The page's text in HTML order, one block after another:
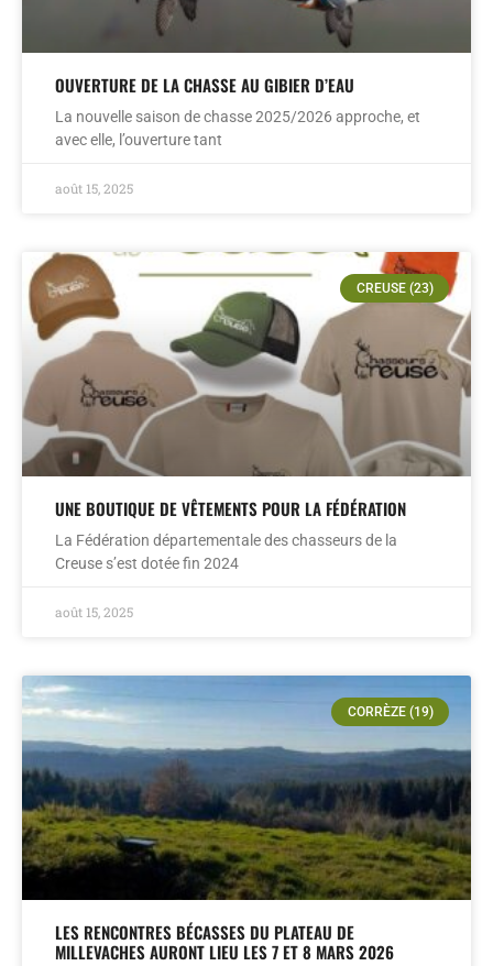
OUVERTURE DE LA CHASSE AU GIBIER D’EAU
La nouvelle saison de chasse 2025/2026 approche, et
avec elle, l’ouverture tant
août 15, 2025
CREUSE (23)
UNE BOUTIQUE DE VÊTEMENTS POUR LA FÉDÉRATION
La Fédération départementale des chasseurs de la
Creuse s’est dotée fin 2024
août 15, 2025
CORRÈZE (19)
LES RENCONTRES BÉCASSES DU PLATEAU DE
MILLEVACHES AURONT LIEU LES 7 ET 8 MARS 2026